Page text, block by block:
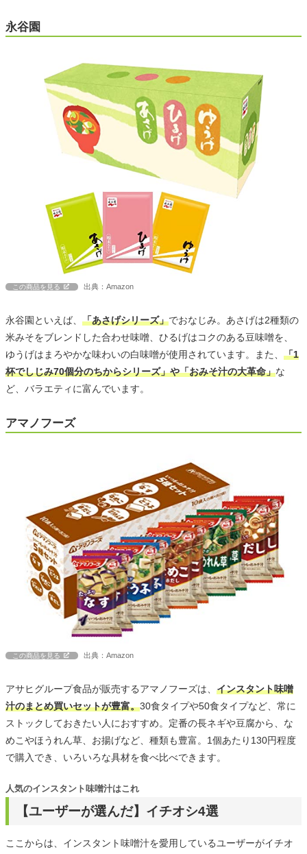
永谷園
この商品を見る 出典：Amazon
永谷園といえば、 「あさげシリーズ」でおなじみ。あさげは2種類の
米みそをブレンドした合わせ味噌、ひるげはコクのある豆味噌を、
ゆうげはまろやかな味わいの白味噌が使用されています。また、 「1
杯でしじみ70個分のちからシリーズ」や「おみそ汁の大革命」な
ど、バラエティに富んでいます。
アマノフーズ
この商品を見る 出典：Amazon
アサヒグループ食品が販売するアマノフーズは、 インスタント味噌
汁のまとめ買いセットが豊富。30食タイプや50食タイプなど、常に
ストックしておきたい人におすすめ。定番の長ネギや豆腐から、な
めこやほうれん草、お揚げなど、種類も豊富。1個あたり130円程度
で購入でき、いろいろな具材を食べ比べできます。
【ユーザーが選んだ】イチオシ4選
人気のインスタント味噌汁はこれ
ここからは、インスタント味噌汁を愛用しているユーザーがイチオ